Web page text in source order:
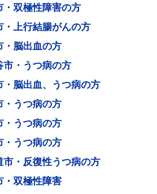
双極性障害の方
上行結腸がんの方
脳出血の方
・うつ病の方
脳出血、うつ病の方
・うつ病の方
うつ病の方
うつ病の方
・反復性うつ病の方
双極性障害